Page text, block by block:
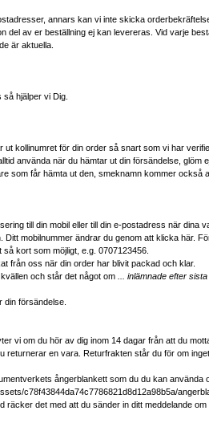
annars kan vi inte skicka
del av er beställning ej kan levereras. Vid varje
är aktuella.
hjälper vi Dig.
kollinumret för din order så snart som vi har
använda när du hämtar ut din försändelse, glöm
som får hämta ut den, smeknamn kommer också
till din mobil eller till din e-postadress när dina
Ditt mobilnummer ändrar du genom att klicka här.
kort som möjligt, e.g. 0707123456.
från oss när din order har blivit packad och klar.
och står det något om
... inlämnade efter sista
din försändelse.
vi om du hör av dig inom 14 dagar från att du
returnerar en vara. Returfrakten står du för om
ångerblankett som du du kan använda
c78f43844da74c7786821d8d12a98b5a/
räcker det med att du sänder in ditt meddelande